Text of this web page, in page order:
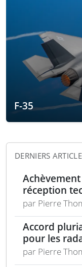
F-35
DERNIERS
réception
production
par Pierre
Accord
pour les
polonaises
par Pierre